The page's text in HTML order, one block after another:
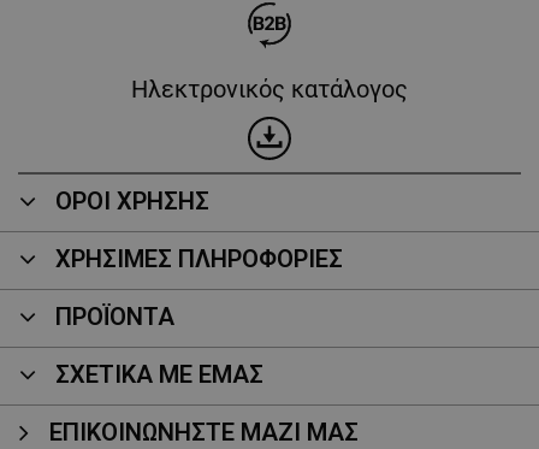
Ηλεκτρονικός κατάλογος
ΟΡΟΙ ΧΡΗΣΗΣ
ΧΡΗΣΙΜΕΣ ΠΛΗΡΟΦΟΡΙΕΣ
ΠΡΟΪΌΝΤΑ
ΣΧΕΤΙΚΑ ΜΕ ΕΜΑΣ
ΕΠΙΚΟΙΝΩΝΉΣΤΕ ΜΑΖΊ ΜΑΣ